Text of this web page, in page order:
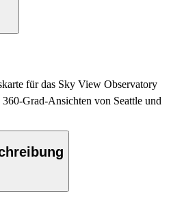
für das Sky View Observatory
360-Grad-Ansichten von Seattle und